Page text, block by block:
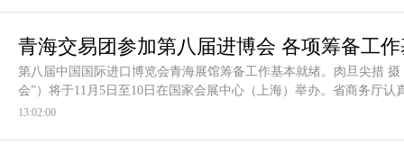
青海交易团参加第八届进博会 各项筹备工
第八届中国国际进口博览会青海展馆筹备工作基本就绪。肉旦尖
会”）将于11月5日至10日在国家会展中心（上海）举办。省商务厅
13:02:00